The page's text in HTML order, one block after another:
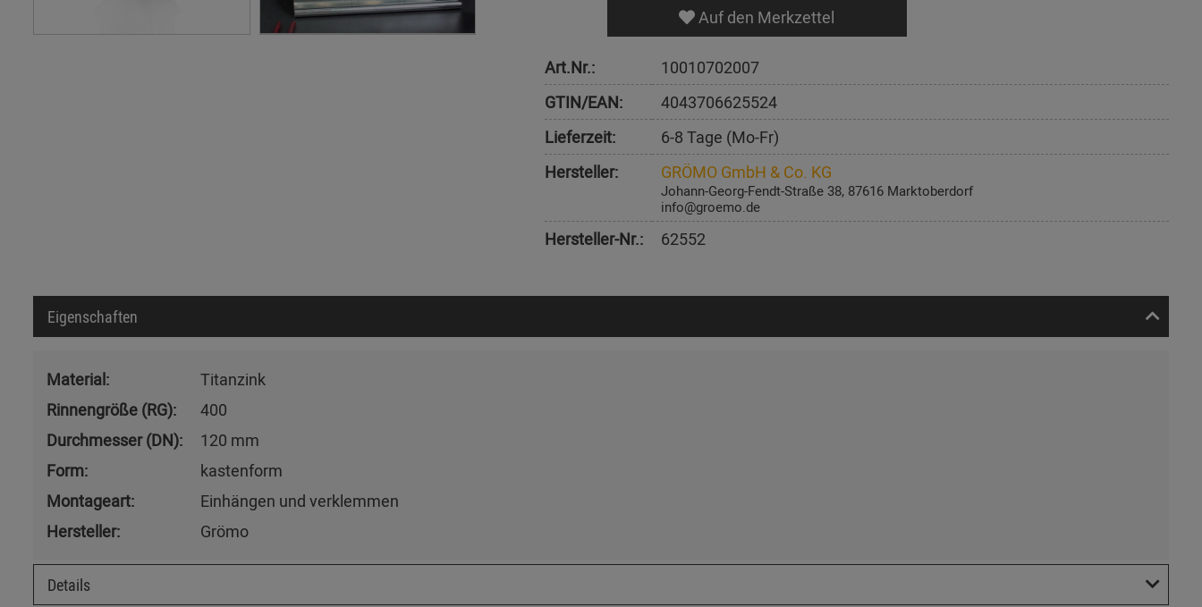
Auf den Merkzettel
Art.Nr.:
10010702007
GTIN/EAN:
4043706625524
Lieferzeit:
6-8 Tage (Mo-Fr)
Hersteller:
GRÖMO GmbH & Co. KG
Johann-Georg-Fendt-Straße 38, 87616 Marktoberdorf
info@groemo.de
Hersteller-Nr.: 62552
Eigenschaften
Material:
Titanzink
Rinnengröße (RG):
400
Durchmesser (DN):
120 mm
Form:
kastenform
Montageart:
Einhängen und verklemmen
Hersteller:
Grömo
Details